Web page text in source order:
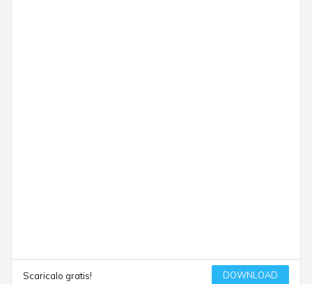
Scaricalo gratis! DOWNLOAD